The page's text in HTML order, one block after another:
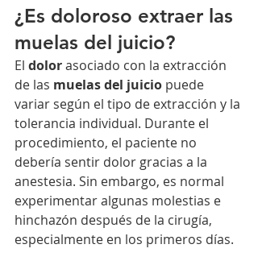
¿Es doloroso extraer las
muelas del juicio?
El dolor asociado con la extracción
de las muelas del juicio puede
variar según el tipo de extracción y la
tolerancia individual. Durante el
procedimiento, el paciente no
debería sentir dolor gracias a la
anestesia. Sin embargo, es normal
experimentar algunas molestias e
hinchazón después de la cirugía,
especialmente en los primeros días.